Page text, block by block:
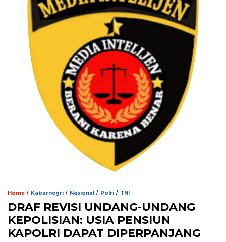
Home / Kabarnegri / Nasional / Polri / TNI
DRAF REVISI UNDANG-UNDANG
KEPOLISIAN: USIA PENSIUN
KAPOLRI DAPAT DIPERPANJANG